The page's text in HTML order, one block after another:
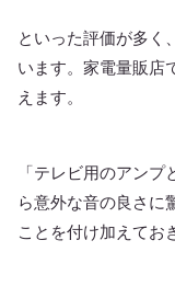
といった評価が多く
います。家電量販店
えます。
「テレビ用のアン
ら意外な音の良さに
ことを付け加えてお